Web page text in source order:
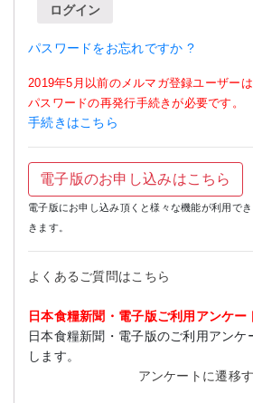
ログイン
パスワードをお忘れですか ?
2019年5月以前のメルマガ登録ユーザーは
パスワードの再発行手続きが必要です。
手続きはこちら
電子版のお申し込みはこちら
電子版にお申し込み頂くと様々な機能が利用で
きます。
よくあるご質問はこちら
日本食糧新聞・電子版ご利用アンケー
日本食糧新聞・電子版のご利用アンケ
します。
アンケートに遷移